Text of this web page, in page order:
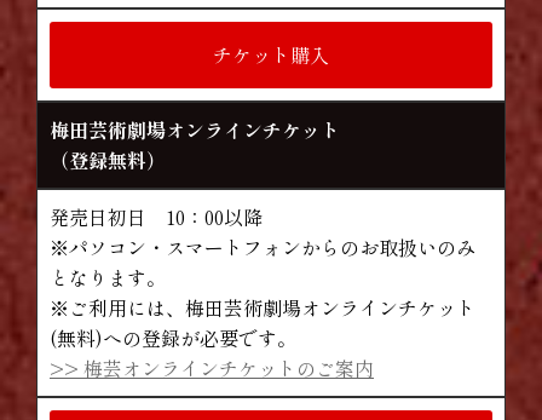
チケット購入
梅田芸術劇場オンラインチケット
（登録無料）
発売日初日 10：00以降
※パソコン・スマートフォンからのお取扱いのみ
となります。
※ご利用には、梅田芸術劇場オンラインチケット
(無料)への登録が必要です。
>> 梅芸オンラインチケットのご案内